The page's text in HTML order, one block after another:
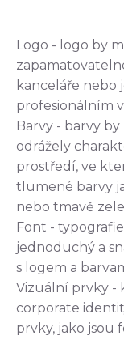
Logo - logo by
kanceláře nebo
profesionálním
Barvy - barvy
odrážely
prostředí, ve
tlumené barvy
nebo tmavě
Font -
jednoduchý a
s logem a
Vizuální prvky -
corporate
prvky, jako jsou